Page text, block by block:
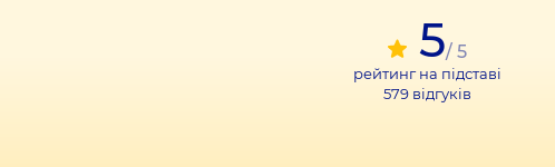
5/ 5
рейтинг на підставі
579відгуків